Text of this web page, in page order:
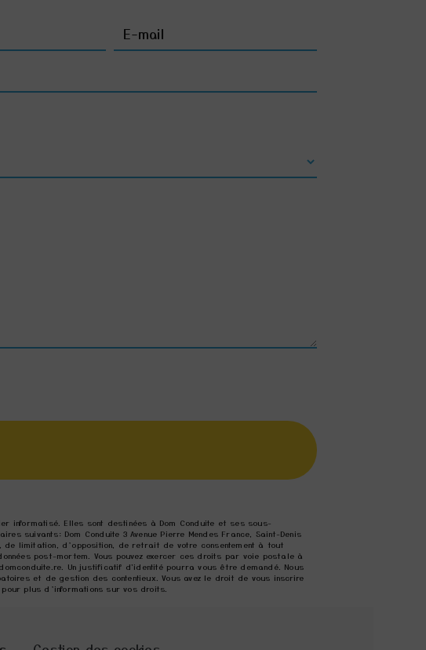
informatisé. Elles sont destinées à Dom Conduite et ses sous-
suivants: Dom Conduite 3 Avenue Pierre Mendes France, Saint-Denis
de limitation, d’opposition, de retrait de votre consentement à tout
post-mortem. Vous pouvez exercer ces droits par voie postale à
Un justificatif d'identité pourra vous être demandé. Nous
et de gestion des contentieux. Vous avez le droit de vous inscrire
plus d’informations sur vos droits.